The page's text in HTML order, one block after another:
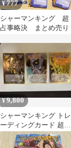
¥777
シャーマンキング 超
占事略決 まとめ売り
¥9,800
シャーマンキング トレ
ーディングカード 超占
事略決 道蓮 馬孫 セ
ット